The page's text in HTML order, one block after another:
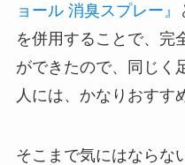
ョール 消臭スプレー』
を併用することで、完
ができたので、同じく
人には、かなりおすす
そこまで気にはならな